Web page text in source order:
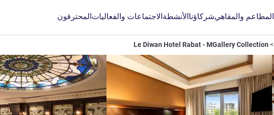
المطاعم والمقاهيشركاؤناالأنشطةالاجتماعات والفعالياتالمحترفون
Le Diwan Hotel Rabat - MGallery Collection